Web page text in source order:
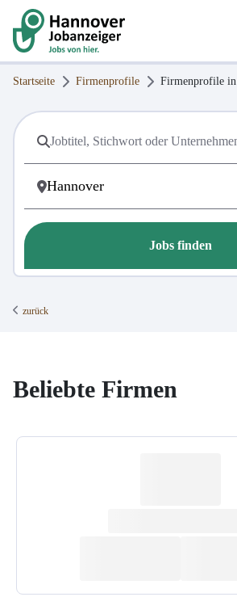
Startseite Firmenprofile Firmenprofile in
Jobs finden
zurück
Beliebte Firmen